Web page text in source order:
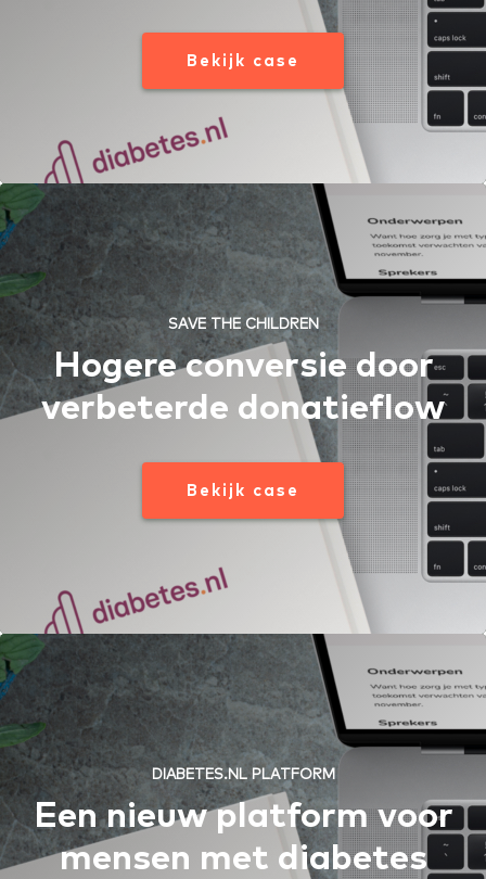
Bekijk case
SAVE THE CHILDREN
Hogere conversie door
verbeterde donatieflow
Bekijk case
DIABETES.NL PLATFORM
Een nieuw platform voor
mensen met diabetes